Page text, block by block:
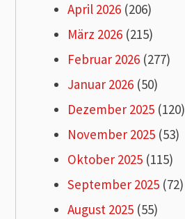
April 2026 (206)
März 2026 (215)
Februar 2026 (277)
Januar 2026 (50)
Dezember 2025 (120)
November 2025 (53)
Oktober 2025 (115)
September 2025 (72)
August 2025 (55)